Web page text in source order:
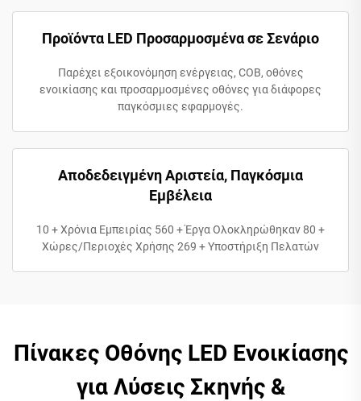
Προϊόντα LED Προσαρμοσμένα σε Σενάριο
Παρέχει εξοικονόμηση ενέργειας, COB, οθόνες
ενοικίασης και προσαρμοσμένες οθόνες για διάφορες
παγκόσμιες εφαρμογές.
Αποδεδειγμένη Αριστεία, Παγκόσμια
Εμβέλεια
10 + Χρόνια Εμπειρίας 560 + Έργα Ολοκληρώθηκαν 80 +
Χώρες/Περιοχές Χρήσης 269 + Υποστήριξη Πελατών
Πίνακες Οθόνης LED Ενοικίασης
για Λύσεις Σκηνής &